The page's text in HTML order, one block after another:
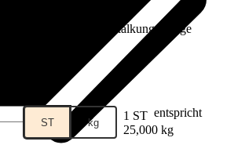
Wasserfilter, Entkalkungsanlage
ST kg 1 ST entspricht
25,000 kg